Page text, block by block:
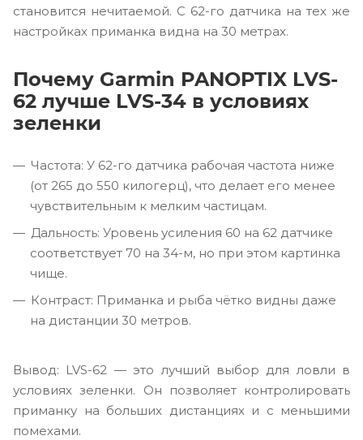
становится нечитаемой. С 62-го датчика на тех же
настройках приманка видна на 30 метрах.
Почему Garmin PANOPTIX LVS-
62 лучше LVS-34 в условиях
зеленки
Частота: У 62-го датчика рабочая частота ниже
(от 265 до 550 килогерц), что делает его менее
чувствительным к мелким частицам.
Дальность: Уровень усиления 60 на 62 датчике
соответствует 70 на 34-м, но при этом картинка
чище.
Контраст: Приманка и рыба чётко видны даже
на дистанции 30 метров.
Вывод: LVS-62 — это лучший выбор для ловли в
условиях зеленки. Он позволяет контролировать
приманку на больших дистанциях и с меньшими
помехами.